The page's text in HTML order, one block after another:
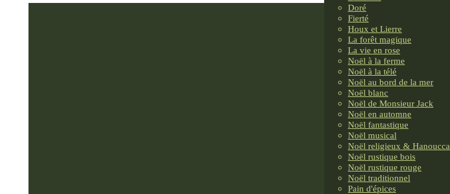
Doré
Fierté
Houx et Lierre
La forêt magique
La vie en rose
Noël à la ferme
Noël à la télé
Noël au bord de la mer
Noël blanc
Noël de Monsieur Jack
Noël en automne
Noël fantastique
Noël musical
Noël religieux & Hanoucca
Noël rustique bois
Noël rustique rouge
Noël traditionnel
Pain d'épices